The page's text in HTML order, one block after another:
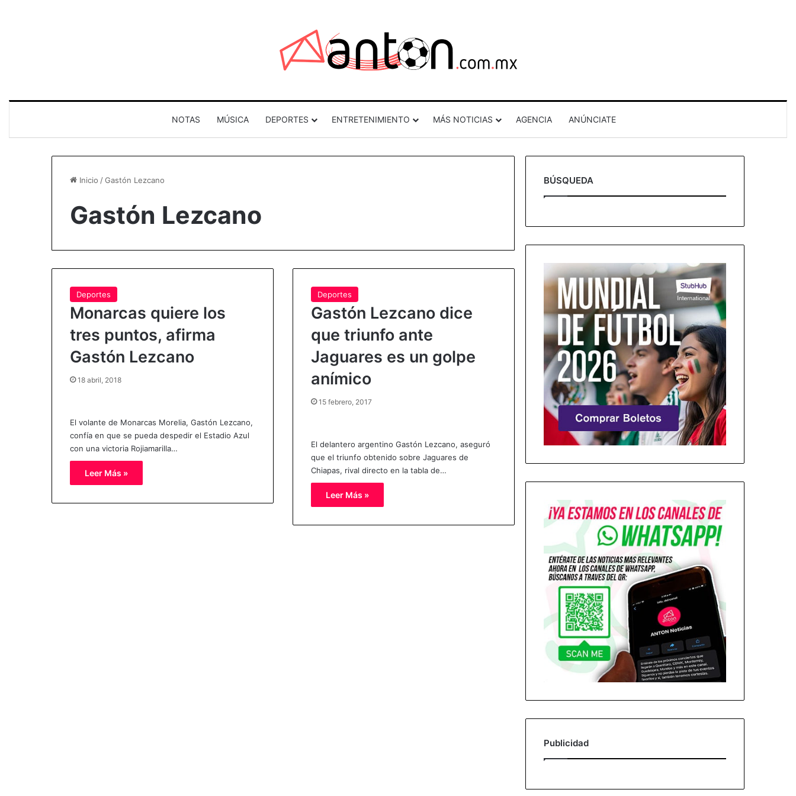
NOTAS MÚSICA DEPORTES ENTRETENIMIENTO MÁS NOTICIAS AGENCIA ANÚNCIATE
Inicio /Gastón Lezcano
Gastón Lezcano
Deportes
Monarcas quiere los
tres puntos, afirma
Gastón Lezcano
18 abril, 2018
El volante de Monarcas Morelia, Gastón Lezcano,
confía en que se pueda despedir el Estadio Azul
con una victoria Rojiamarilla…
Leer Más »
Deportes
Gastón Lezcano dice
que triunfo ante
Jaguares es un golpe
anímico
15 febrero, 2017
El delantero argentino Gastón Lezcano, aseguró
que el triunfo obtenido sobre Jaguares de
Chiapas, rival directo en la tabla de…
Leer Más »
BÚSQUEDA
Publicidad